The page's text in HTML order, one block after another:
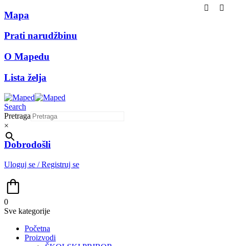
Mapa
Prati narudžbinu
O Mapedu
Lista želja
Search
Pretraga
×
Dobrodošli
Uloguj se / Registruj se
0
Sve kategorije
Početna
Proizvodi